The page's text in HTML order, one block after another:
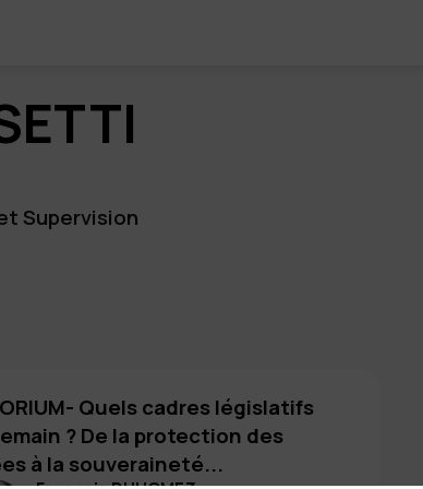
Supervision
Quels cadres législatifs
? De la protection des
à la souveraineté...